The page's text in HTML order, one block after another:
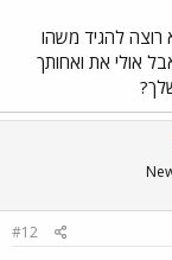
להגיד משהו
אולי את ואחותך
#12